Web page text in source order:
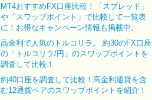
MT4おすすめFX口座比較！「スプレッド」
や「スワップポイント」で比較して一覧表
に！お得なキャンペーン情報も掲載中。
高金利で人気のトルコリラ。 約30のFX口座
の「トルコリラ/円」のスワップポイントを
調査して比較！
約40口座を調査して比較！高金利通貨を含
む12通貨ペアのスワップポイントを紹介！